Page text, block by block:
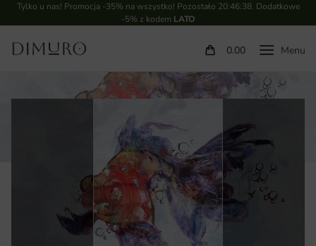
Tylko u nas! Promocja -35% na wszystko! Pozostało 20:46:37. Dodatkowe
-5% z kodem LATO
0.00